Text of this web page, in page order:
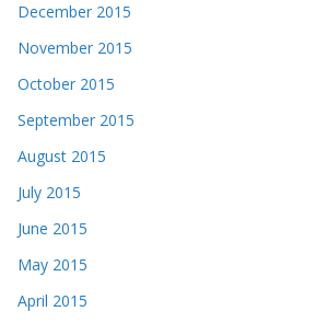
December 2015
November 2015
October 2015
September 2015
August 2015
July 2015
June 2015
May 2015
April 2015